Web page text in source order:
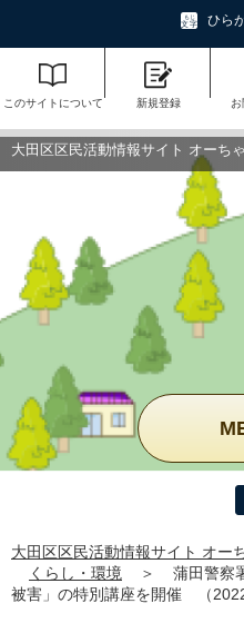
ひら
このサイトについて 新規登録
大田区区民活動情報サイト オーち
大田区区民活動情報サイト オー
くらし・環境
＞
蒲田警察
被害」の特別講座を開催 （2022